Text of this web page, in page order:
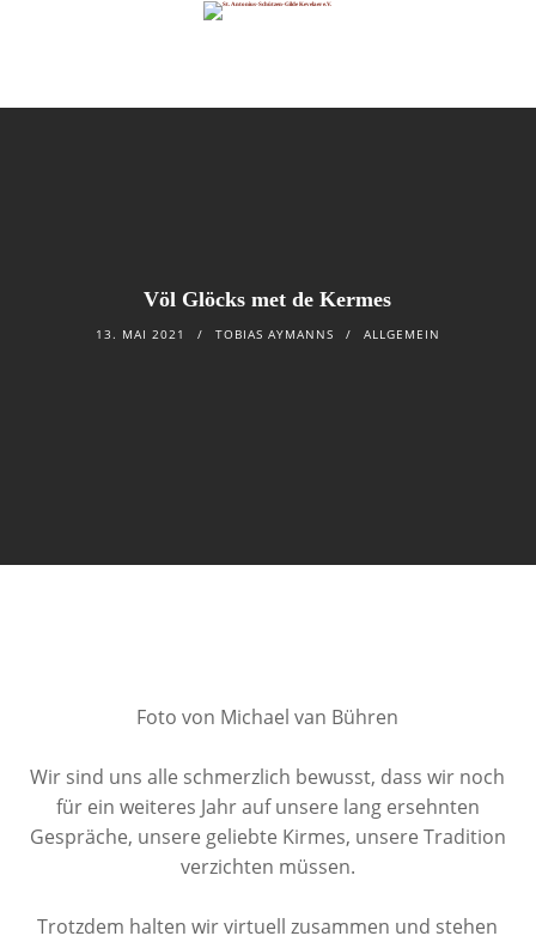
Völ Glöcks met de Kermes
13. MAI 2021 TOBIAS AYMANNS ALLGEMEIN
Foto von Michael van Bühren
Wir sind uns alle schmerzlich bewusst, dass wir noch
für ein weiteres Jahr auf unsere lang ersehnten
Gespräche, unsere geliebte Kirmes, unsere Tradition
verzichten müssen.
Trotzdem halten wir virtuell zusammen und stehen